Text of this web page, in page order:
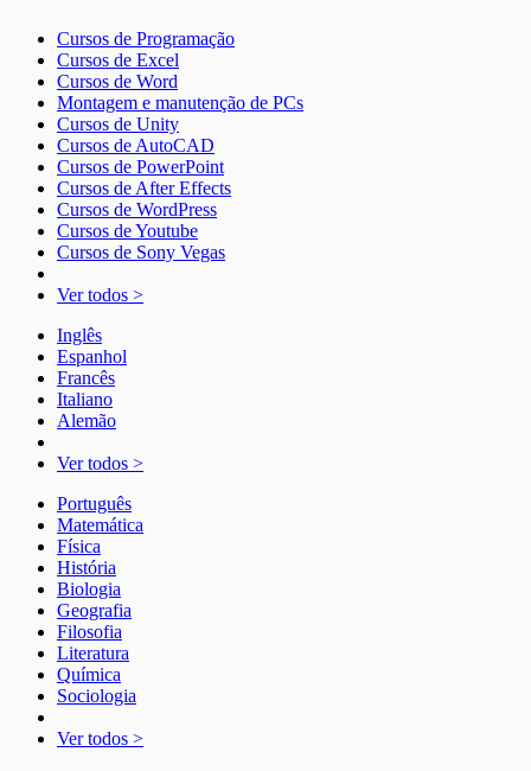
Cursos de Programação
Cursos de Excel
Cursos de Word
Montagem e manutenção de PCs
Cursos de Unity
Cursos de AutoCAD
Cursos de PowerPoint
Cursos de After Effects
Cursos de WordPress
Cursos de Youtube
Cursos de Sony Vegas
Ver todos >
Inglês
Espanhol
Francês
Italiano
Alemão
Ver todos >
Português
Matemática
Física
História
Biologia
Geografia
Filosofia
Literatura
Química
Sociologia
Ver todos >